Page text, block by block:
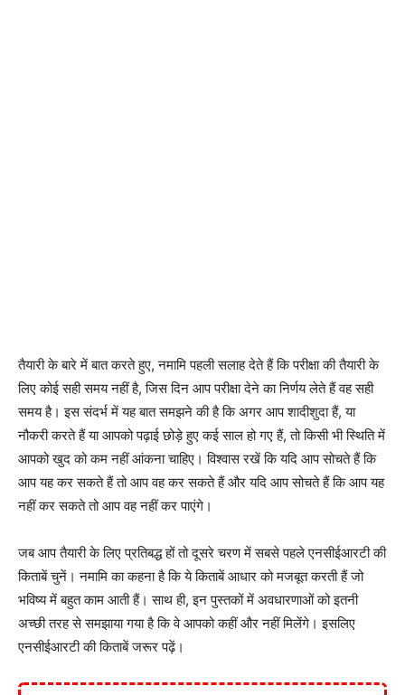
तैयारी के बारे में बात करते हुए, नमामि पहली सलाह देते हैं कि परीक्षा की तैयारी के
लिए कोई सही समय नहीं है, जिस दिन आप परीक्षा देने का निर्णय लेते हैं वह सही
समय है। इस संदर्भ में यह बात समझने की है कि अगर आप शादीशुदा हैं, या
नौकरी करते हैं या आपको पढ़ाई छोड़े हुए कई साल हो गए हैं, तो किसी भी स्थिति में
आपको खुद को कम नहीं आंकना चाहिए। विश्वास रखें कि यदि आप सोचते हैं कि
आप यह कर सकते हैं तो आप वह कर सकते हैं और यदि आप सोचते हैं कि आप यह
नहीं कर सकते तो आप वह नहीं कर पाएंगे।
जब आप तैयारी के लिए प्रतिबद्ध हों तो दूसरे चरण में सबसे पहले एनसीईआरटी की
किताबें चुनें। नमामि का कहना है कि ये किताबें आधार को मजबूत करती हैं जो
भविष्य में बहुत काम आती हैं। साथ ही, इन पुस्तकों में अवधारणाओं को इतनी
अच्छी तरह से समझाया गया है कि वे आपको कहीं और नहीं मिलेंगे। इसलिए
एनसीईआरटी की किताबें जरूर पढ़ें।